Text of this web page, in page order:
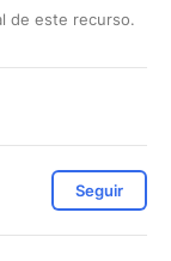
de este recurso.
Seguir